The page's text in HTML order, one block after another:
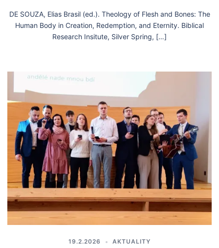
DE SOUZA, Elias Brasil (ed.). Theology of Flesh and Bones: The
Human Body in Creation, Redemption, and Eternity. Biblical
Research Insitute, Silver Spring, […]
19.2.2026 AKTUALITY